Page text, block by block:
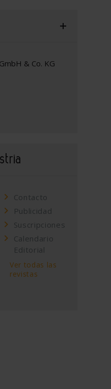
& Co. KG
Contacto
Publicidad
Suscripciones
Calendario
Editorial
Ver todas las
revistas